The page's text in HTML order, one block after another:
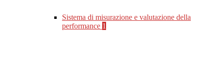
Sistema di misurazione e valutazione della
performance 1